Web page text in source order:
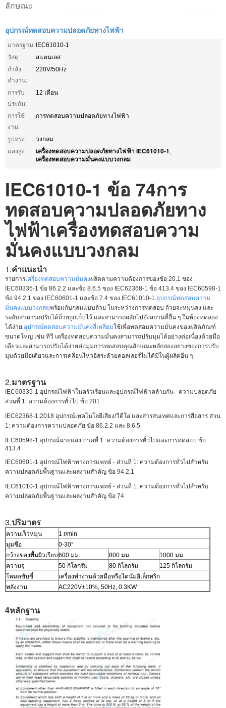
ลักษณะ
อุปกรณ์ทดสอบความปลอดภัยทางไฟฟ้า
มาตรฐาน: IEC61010-1
วัสดุ:
สแตนเลส
กำลัง
ทำงาน:
220V/50Hz
การรับ
ประกัน:
12 เดือน
การใช้
งาน:
การทดสอบความปลอดภัยทางไฟฟ้า
รูปทรง:
วงกลม
แสงสูง:
เครื่องทดสอบความปลอดภัยทางไฟฟ้า IEC61010-1 ,
เครื่องทดสอบความมั่นคงแบบวงกลม
IEC61010-1 ข้อ 74การ
ทดสอบความปลอดภัยทาง
ไฟฟ้าเครื่องทดสอบความ
มั่นคงแบบวงกลม
1.คําแนะนํา
รายการเครื่องทดสอบความมั่นคงผลิตตามความต้องการของข้อ 20.1 ของ
IEC60335-1 ข้อ 86.2.2 และข้อ 8.6.5 ของ IEC62368-1 ข้อ 413.4 ของ IEC60598-1
ข้อ 94.2.1 ของ IEC60601-1 และข้อ 7.4 ของ IEC61010-1.อุปกรณ์ทดสอบความ
มั่นคงแบบวงกลมพร้อมกับกลมแบบถ้วย ในระหว่างการทดสอบ ถ้วยจะหมุนลง และ
ระดับสามารถปรับได้ถ้วยถูกเก็บไว้ และสามารถผลักไปยังสถานที่อื่น ๆ ในห้องทดลอง
ได้ง่าย.อุปกรณ์ทดสอบความมั่นคงสี่เหลี่ยมใช้เพื่อทดสอบความมั่นคงของผลิตภัณฑ์
ขนาดใหญ่ เช่น ทีวี เครื่องทดสอบความมั่นคงสามารถปรับมุมได้อย่างต่อเนื่องด้วยมือ
เดียวและสามารถปรับได้ง่ายต่อมุมการทดสอบคุณลักษณะหลักสองอย่างของการปรับ
มุมด้วยมือเดียวและการเคลื่อนไหวอิสระด้วยคอลเลอร์ไม่ได้มีในผู้ผลิตอื่น ๆ
2.มาตรฐาน
IEC60335-1 อุปกรณ์ไฟฟ้าในครัวเรือนและอุปกรณ์ไฟฟ้าคล้ายกัน - ความปลอดภัย -
ส่วนที่ 1: ความต้องการทั่วไป ข้อ 201
IEC62368-1:2018 อุปกรณ์เทคโนโลยีเสียง/วีดีโอ และสารสนเทศและการสื่อสาร ส่วน
1: ความต้องการความปลอดภัย ข้อ 86.2.2 และ 8.6.5
IEC60598-1 อุปกรณ์ฉายแสง ภาคที่ 1: ความต้องการทั่วไปและการทดสอบ ข้อ
413.4
IEC60601-1 อุปกรณ์ไฟฟ้าทางการแพทย์ - ส่วนที่ 1: ความต้องการทั่วไปสําหรับ
ความปลอดภัยพื้นฐานและผลงานสําคัญ ข้อ 94.2.1
IEC61010-1 อุปกรณ์ไฟฟ้าทางการแพทย์ - ส่วนที่ 1: ความต้องการทั่วไปสําหรับ
ความปลอดภัยพื้นฐานและผลงานสําคัญ ข้อ 74
3.ปริมาตร
ความเร็วหมุน
1 r/min
มุมชื่อ
0-30°
กว้างของพื้นผิวเรียบ600 มม. 800 มม.
1000 มม
ความจุ
50 กิโลกรัม 80 กิโลกรัม
125 กิโลกรัม
โหมดขับขี่
เครื่องทํางานด้วยมือหรือไดนัมอิเล็กทริก
พลังงาน
AC220V±10%, 50Hz, 0.3KW
4หลักฐาน